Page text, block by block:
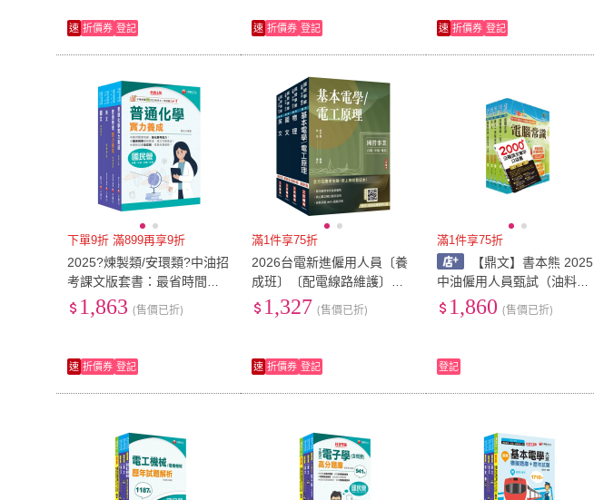
速 折價券 登記 速 折價券 登記 速 折價券 登記
下單9折 滿899再享9折
2025?煉製類/安環類?中油招
考課文版套書：最省時間建
立考科知識與解題能力
1,863 (售價已折)
速 折價券 登記
滿1件享75折
2026台電新進僱用人員〔養
成班〕〔配電線路維護〕套
書（國文＋英文＋物理＋基
本電學）
1,327 (售價已折)
速 折價券 登記
滿1件享75折
【鼎文】書本熊 2025
中油僱用人員甄試（油料操
作類、天然氣操作類、公用
事業輸氣類）套書 6U02
1,860 (售價已折)
登記